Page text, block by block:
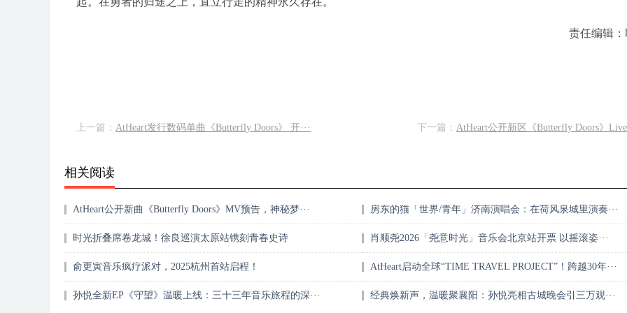
责任编辑：
上一篇： AtHeart发行数码单曲《Butterfly Doors》 开··· 下一篇： AtHeart公开新区《Butterfly Doors》Live
相关阅读
AtHeart公开新曲《Butterfly Doors》MV预告，神秘梦··· 房东的猫「世界/青年」济南演唱会：在荷风泉城里演奏···
时光折叠席卷龙城！徐良巡演太原站镌刻青春史诗 肖顺尧2026「尧意时光」音乐会北京站开票 以摇滚姿···
俞更寅音乐疯疗派对，2025杭州首站启程！ AtHeart启动全球“TIME TRAVEL PROJECT”！跨越30年···
孙悦全新EP《守望》温暖上线：三十三年音乐旅程的深··· 经典焕新声，温暖聚襄阳：孙悦亮相古城晚会引三万观···